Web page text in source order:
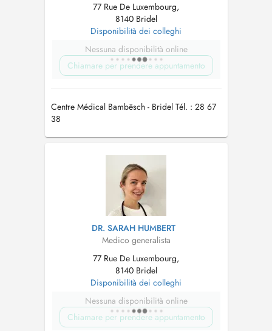
77 Rue De Luxembourg,
8140 Bridel
Disponibilità dei colleghi
Nessuna disponibilità online
Chiamare per prendere appuntamento
Centre Médical Bambësch - Bridel Tél. : 28 67
38
DR. SARAH HUMBERT
Medico generalista
77 Rue De Luxembourg,
8140 Bridel
Disponibilità dei colleghi
Nessuna disponibilità online
Chiamare per prendere appuntamento